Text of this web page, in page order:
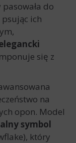
do
ich
się z
na
opon. Model
symbol
który